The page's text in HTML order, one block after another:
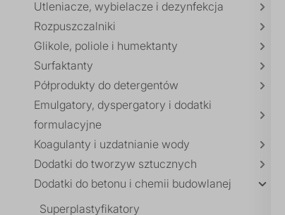
Utleniacze, wybielacze i dezynfekcja
Rozpuszczalniki
Glikole, poliole i humektanty
Surfaktanty
Półprodukty do detergentów
Emulgatory, dyspergatory i dodatki
formulacyjne
Koagulanty i uzdatnianie wody
Dodatki do tworzyw sztucznych
Dodatki do betonu i chemii budowlanej
Superplastyfikatory